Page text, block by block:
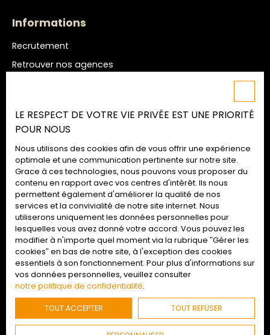
Informations
Recrutement
Retrouver nos agences
Politique de confidentialité
Gérer les cookies
Propulsé par
02 52 09 72 74
Retrouvez-nous en agences
© 2022 - Agences Duret : Tous droits réservés
LE RESPECT DE VOTRE VIE PRIVÉE EST UNE PRIORITÉ
POUR NOUS
Nous utilisons des cookies afin de vous offrir une expérience
optimale et une communication pertinente sur notre site.
Grace à ces technologies, nous pouvons vous proposer du
contenu en rapport avec vos centres d'intérêt. Ils nous
permettent également d'améliorer la qualité de nos
services et la convivialité de notre site internet. Nous
utiliserons uniquement les données personnelles pour
lesquelles vous avez donné votre accord. Vous pouvez les
modifier à n'importe quel moment via la rubrique ″Gérer les
cookies″ en bas de notre site, à l'exception des cookies
essentiels à son fonctionnement. Pour plus d'informations sur
vos données personnelles, veuillez consulter
notre politique de confidentialité.
TOUT ACCEPTER TOUT REFUSER